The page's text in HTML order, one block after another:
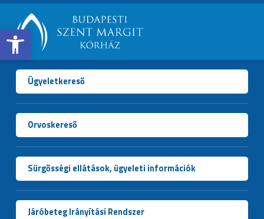
Open toolbar
BUDAPESTI
SZENT
MARGIT
KÓRHÁZ
Ügyeletkereső
Orvoskereső
Sürgősségi ellátások, ügyeleti információk
Járóbeteg Irányítási Rendszer